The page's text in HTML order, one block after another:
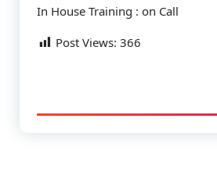
In House Training : on Call
Post Views: 366